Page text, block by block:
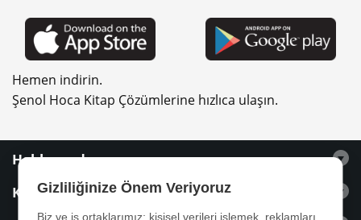
Hemen indirin.
Şenol Hoca Kitap Çözümlerine hızlıca ulaşın.
Hakkımızda
Kitaplar
Gizliliğinize Önem Veriyoruz
Biz ve iş ortaklarımız; kişisel verileri işlemek, reklamları